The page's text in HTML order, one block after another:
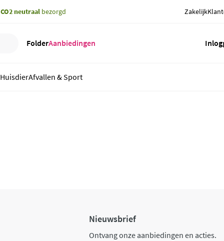
CO2 neutraal bezorgd Zakelijk
FolderAanbiedingen
HuisdierAfvallen & Sport
Nieuwsbrief
Ontvang onze aanbiedingen en acties.